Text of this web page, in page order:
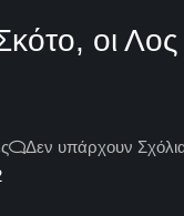
οι
Δεν υπάρχουν